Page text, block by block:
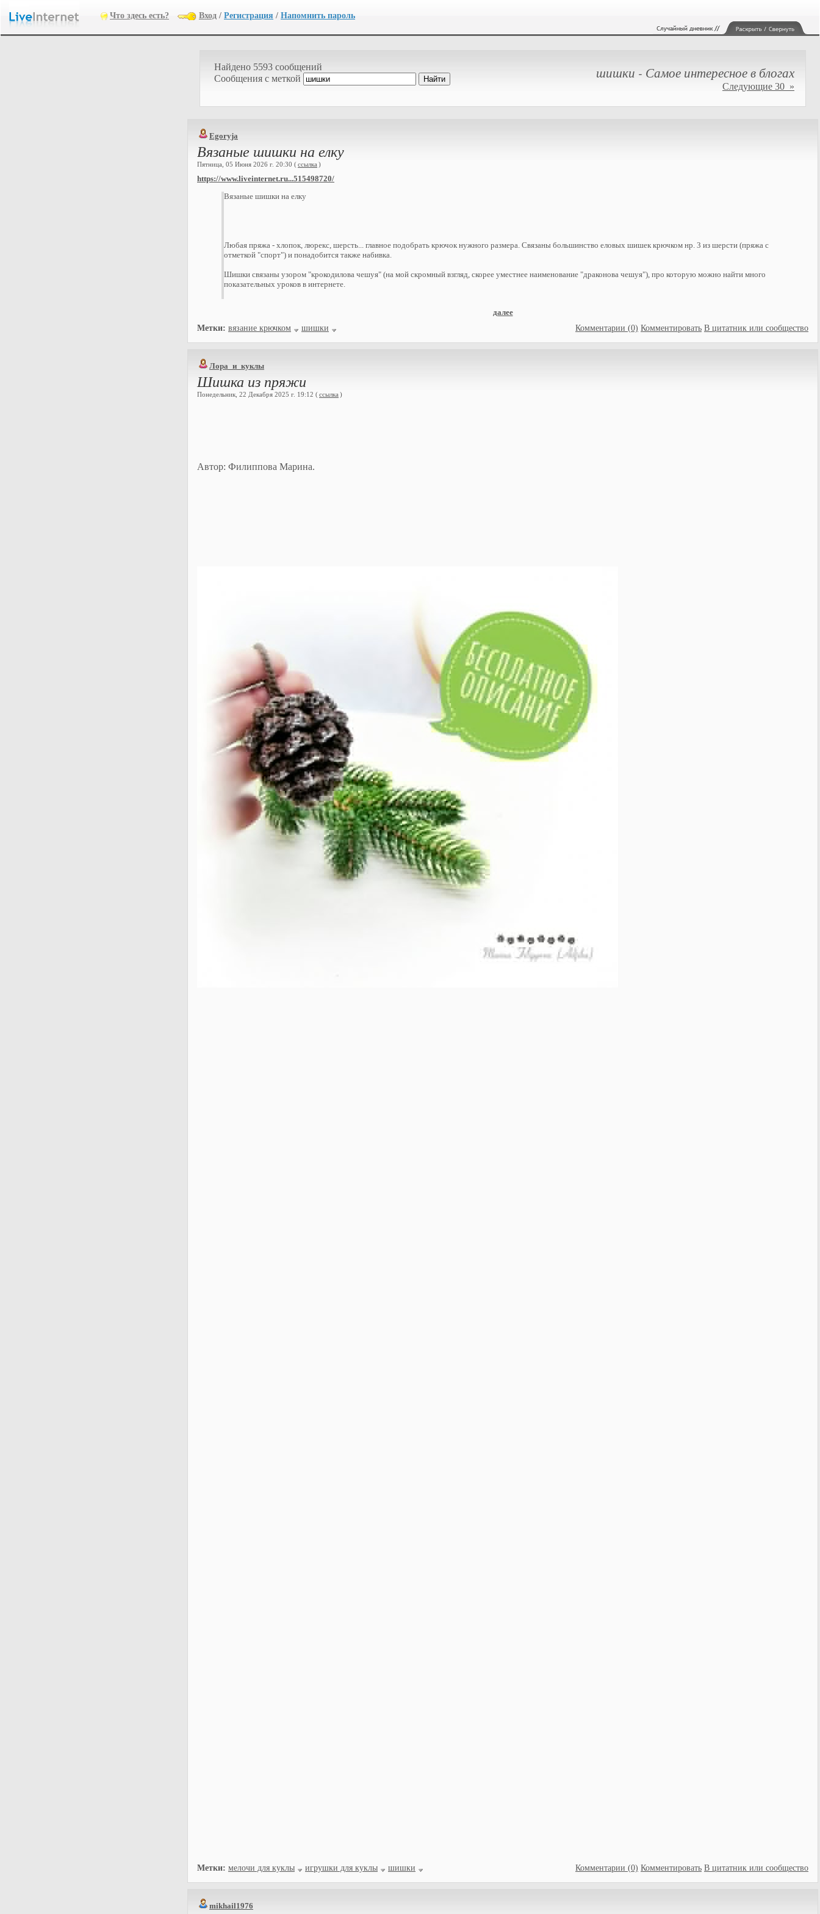
Что здесь есть? Вход / Регистрация / Напомнить пароль
Найдено 5593 сообщений
Cообщения с меткой
шишки - Самое интересное в блогах
Следующие 30 »
Egoryja
Вязаные шишки на елку
Пятница, 05 Июня 2026 г. 20:30 (ссылка )
https://www.liveinternet.ru...515498720/
Вязаные шишки на елку
Любая пряжа - хлопок, люрекс, шерсть... главное подобрать крючок нужного размера. Связаны большинство еловых шишек крючком нр. 3 из шерсти (пряжа с
отметкой "спорт") и понадобится также набивка.
Шишки связаны узором "крокодилова чешуя" (на мой скромный взгляд, скорее уместнее наименование "драконова чешуя"), про которую можно найти много
показательных уроков в интернете.
далее
Метки: вязание крючком шишки Комментарии (0) Комментировать В цитатник или сообщество
Лора_и_куклы
Шишка из пряжи
Понедельник, 22 Декабря 2025 г. 19:12 (ссылка )
Автор: Филиппова Марина.
Метки: мелочи для куклы игрушки для куклы шишки Комментарии (0) Комментировать В цитатник или сообщество
mikhail1976